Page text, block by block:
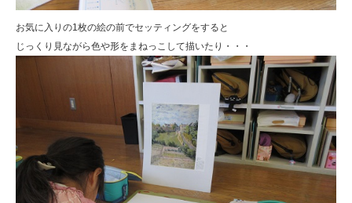
お気に入りの1枚の絵の前でセッティングをすると
じっくり見ながら色や形をまねっこして描いたり・・・